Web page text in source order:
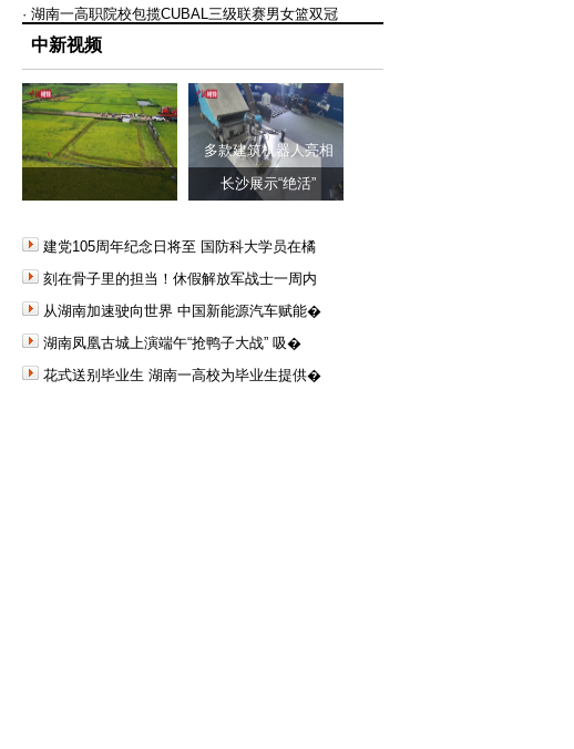
· 湖南一高职院校包揽CUBAL三级联赛男女篮双冠
中新视频
多款建筑机器人亮相
长沙展示“绝活”
建党105周年纪念日将至 国防科大学员在橘
刻在骨子里的担当！休假解放军战士一周内
从湖南加速驶向世界 中国新能源汽车赋能�
湖南凤凰古城上演端午“抢鸭子大战” 吸�
花式送别毕业生 湖南一高校为毕业生提供�